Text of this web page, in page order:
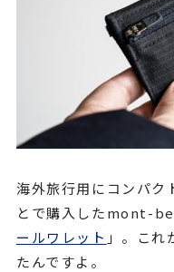
海外旅行用にコンパク
とで購入したmont-
ールワレット 」。これ
たんですよ。